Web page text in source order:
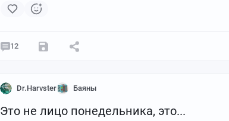
12
Dr.Harvster Баяны
Это не лицо понедельника, это...